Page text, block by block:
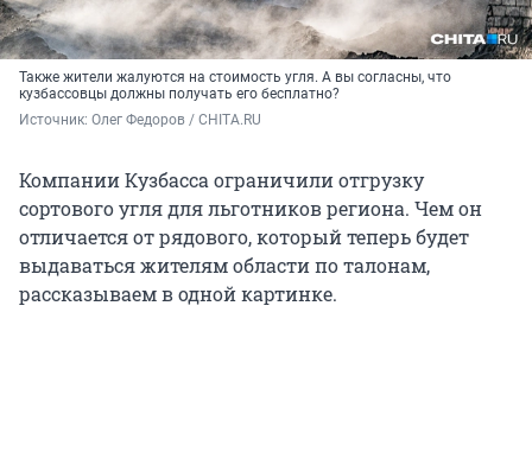
Также жители жалуются на стоимость угля. А вы согласны, что
кузбассовцы должны получать его бесплатно?
Источник: Олег Федоров / CHITA.RU
Компании Кузбасса ограничили отгрузку
сортового угля для льготников региона. Чем он
отличается от рядового, который теперь будет
выдаваться жителям области по талонам,
рассказываем в одной картинке.